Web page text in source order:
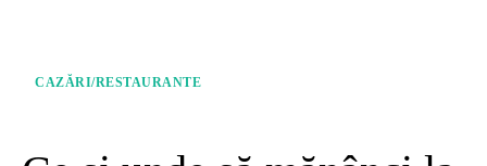
CAZĂRI/RESTAURANTE